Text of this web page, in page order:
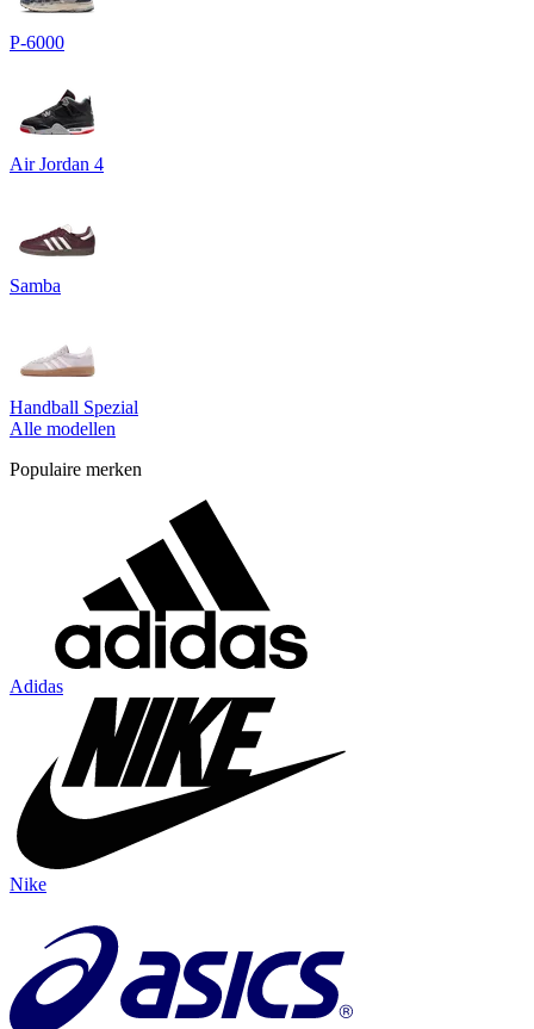
P-6000
Air Jordan 4
Samba
Handball Spezial
Alle modellen
Populaire merken
Adidas
Nike